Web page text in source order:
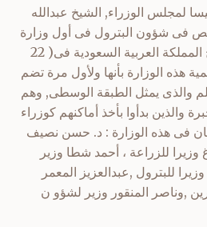
لمجلس الوزراء, الشيخ عبدالله
فى شؤون البترول فى أول وزارة
للبترول والمعادن فى تاريخ المملكة العربية السعودية فى( 22
أهمية هذه الوزارة بأنها ولأول مرة تضم
والذى يمثل الطبقة الوسطى, وهم
والذين بدأوا بأخذ أماكنهم كوزراء
فى هذه الوزارة : د. حسن نصيف
وزيرا للزراعة ، أحمد شطا وزير
للبترول ,عبدالعزيز المعمر
,وناصر المنقور وزير لشؤو ن